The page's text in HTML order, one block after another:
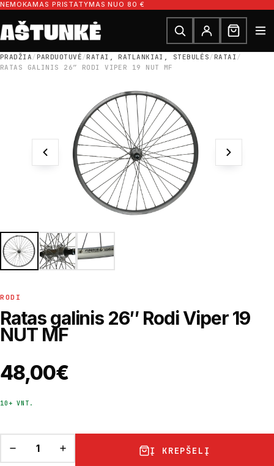
Pereiti prie turinio
NEMOKAMAS PRISTATYMAS NUO 80 €
Ieškoti dalių
Ieškoti
PRADŽIA/PARDUOTUVĖ/RATAI, RATLANKIAI, STEBULĖS/RATAI /
RATAS GALINIS 26″ RODI VIPER 19 NUT MF
RODI
Ratas galinis 26″ Rodi Viper 19
NUT MF
48,00€
10+ VNT.
Į KREPŠELĮ